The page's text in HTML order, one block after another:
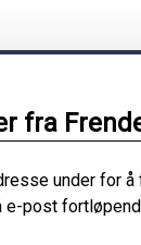
fra
under for å
post